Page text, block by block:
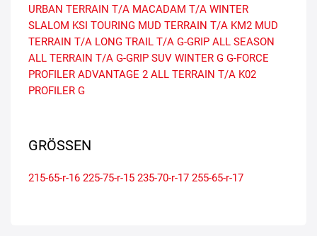
URBAN TERRAIN T/A MACADAM T/A WINTER
SLALOM KSI TOURING MUD TERRAIN T/A KM2 MUD
TERRAIN T/A LONG TRAIL T/A G-GRIP ALL SEASON
ALL TERRAIN T/A G-GRIP SUV WINTER G G-FORCE
PROFILER ADVANTAGE 2 ALL TERRAIN T/A K02
PROFILER G
GRÖSSEN
215-65-r-16 225-75-r-15 235-70-r-17 255-65-r-17